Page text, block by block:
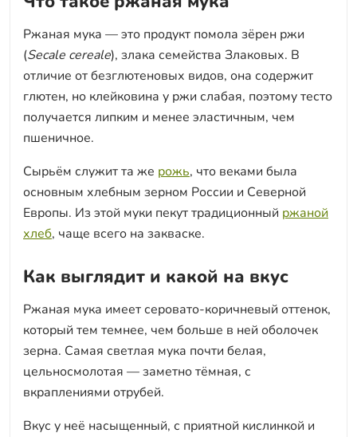
Ржаная мука — это продукт помола зёрен ржи
(Secale cereale), злака семейства Злаковых. В
отличие от безглютеновых видов, она содержит
глютен, но клейковина у ржи слабая, поэтому тесто
получается липким и менее эластичным, чем
пшеничное.
Сырьём служит та же рожь, что веками была
основным хлебным зерном России и Северной
Европы. Из этой муки пекут традиционный ржаной
хлеб, чаще всего на закваске.
Как выглядит и какой на вкус
Ржаная мука имеет серовато-коричневый оттенок,
который тем темнее, чем больше в ней оболочек
зерна. Самая светлая мука почти белая,
цельносмолотая — заметно тёмная, с
вкраплениями отрубей.
Вкус у неё насыщенный, с приятной кислинкой и